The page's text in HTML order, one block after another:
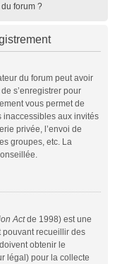
forum ?
du forum peut avoir
s’enregistrer pour
vous permet de
aux invités
privée, l’envoi de
groupes, etc. La
Actde 1998) est une
pouvant recueillir des
obtenir le
légal) pour la collecte